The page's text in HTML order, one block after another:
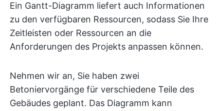
Ein Gantt-Diagramm liefert auch Informationen
zu den verfügbaren Ressourcen, sodass Sie Ihre
Zeitleisten oder Ressourcen an die
Anforderungen des Projekts anpassen können.
Nehmen wir an, Sie haben zwei
Betoniervorgänge für verschiedene Teile des
Gebäudes geplant. Das Diagramm kann